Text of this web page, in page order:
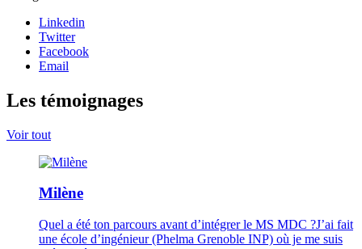
Linkedin
Twitter
Facebook
Email
Les témoignages
Voir tout
Milène
Quel a été ton parcours avant d’intégrer le MS MDC ?J’ai fait
une école d’ingénieur (Phelma Grenoble INP) où je me suis